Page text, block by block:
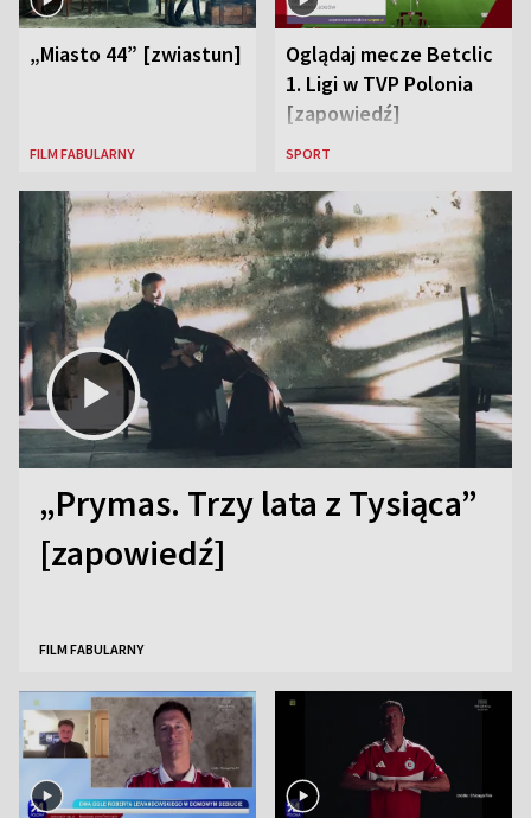
„Miasto 44” [zwiastun]
FILM FABULARNY
Oglądaj mecze Betclic
1. Ligi w TVP Polonia
[zapowiedź]
SPORT
„Prymas. Trzy lata z Tysiąca”
[zapowiedź]
FILM FABULARNY